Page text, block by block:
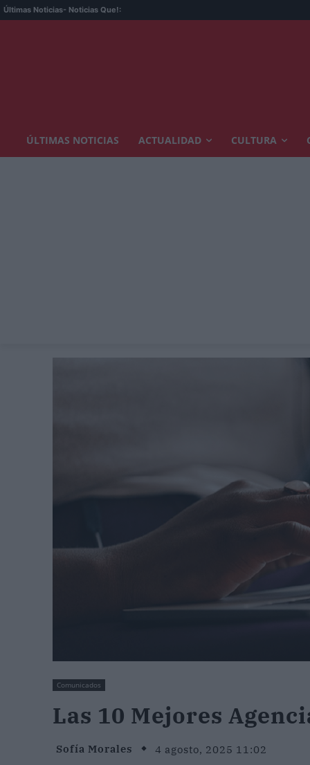
Últimas Noticias- Noticias Que!:
ÚLTIMAS NOTICIAS ACTUALIDAD CULTURA
Comunicados
Las 10 Mejores
Sofía Morales 4 agosto, 2025 11:02